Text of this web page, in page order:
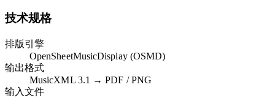
技术规格
排版引擎
OpenSheetMusicDisplay (OSMD)
输出格式
MusicXML 3.1 → PDF / PNG
输入文件